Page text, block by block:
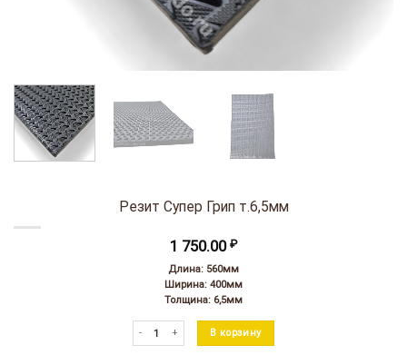
Резит Супер Грип т.6,5мм
1 750.00 ₽
Длина: 560мм
Ширина: 400мм
Толщина: 6,5мм
Количество товара Резит Супер Грип т.6,5мм
В корзину